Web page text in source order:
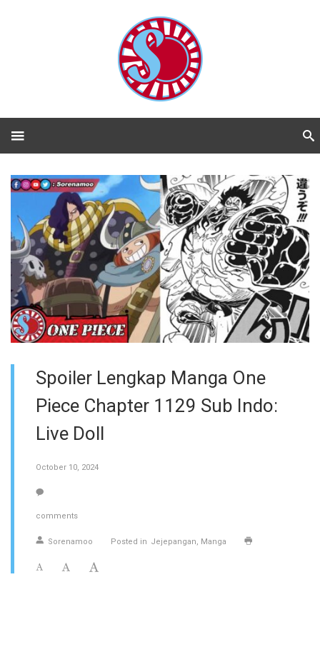
Spoiler Lengkap Manga One
Piece Chapter 1129 Sub Indo:
Live Doll
October 10, 2024
comments
Sorenamoo Posted in Jejepangan Manga